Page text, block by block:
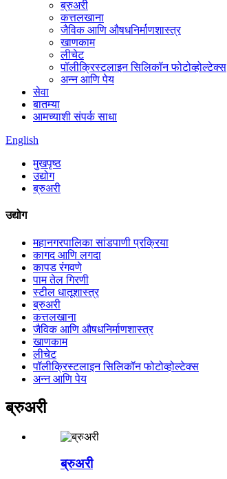
ब्रुअरी
कत्तलखाना
जैविक आणि औषधनिर्माणशास्त्र
खाणकाम
लीचेट
पॉलीक्रिस्टलाइन सिलिकॉन फोटोव्होल्टेक्स
अन्न आणि पेय
सेवा
बातम्या
आमच्याशी संपर्क साधा
English
मुखपृष्ठ
उद्योग
ब्रुअरी
उद्योग
महानगरपालिका सांडपाणी प्रक्रिया
कागद आणि लगदा
कापड रंगवणे
पाम तेल गिरणी
स्टील धातूशास्त्र
ब्रुअरी
कत्तलखाना
जैविक आणि औषधनिर्माणशास्त्र
खाणकाम
लीचेट
पॉलीक्रिस्टलाइन सिलिकॉन फोटोव्होल्टेक्स
अन्न आणि पेय
ब्रुअरी
ब्रुअरी